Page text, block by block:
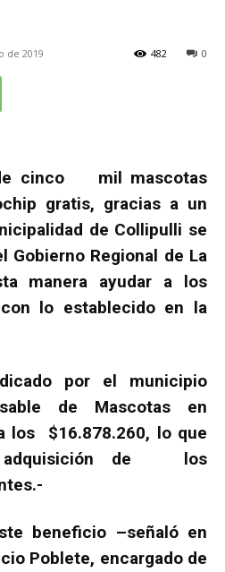
de 2019 0
482
de cinco mil mascotas
gratis, gracias a un
de Collipulli se
Gobierno Regional de La
manera ayudar a los
lo establecido en la
por el municipio
de Mascotas en
los $16.878.260, lo que
adquisición de los
beneficio –señaló en
Poblete, encargado de